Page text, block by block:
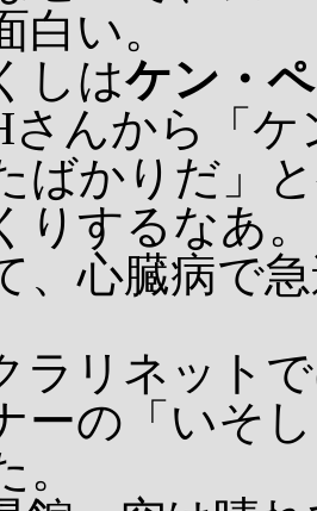
白い。
しはケン・
さんから「
ばかりだ」
するなあ
、心臓病で
リネット
ーの「いそ
。